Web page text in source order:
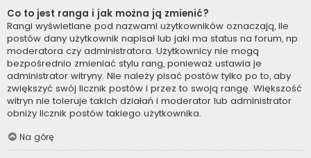
Co to jest ranga i jak można ją zmienić?
Rangi wyświetlane pod nazwami użytkowników oznaczają, ile
postów dany użytkownik napisał lub jaki ma status na forum, np.
moderatora czy administratora. Użytkownicy nie mogą
bezpośrednio zmieniać stylu rang, ponieważ ustawia je
administrator witryny. Nie należy pisać postów tylko po to, aby
zwiększyć swój licznik postów i przez to swoją rangę. Większość
witryn nie toleruje takich działań i moderator lub administrator
obniży licznik postów takiego użytkownika.
Na górę